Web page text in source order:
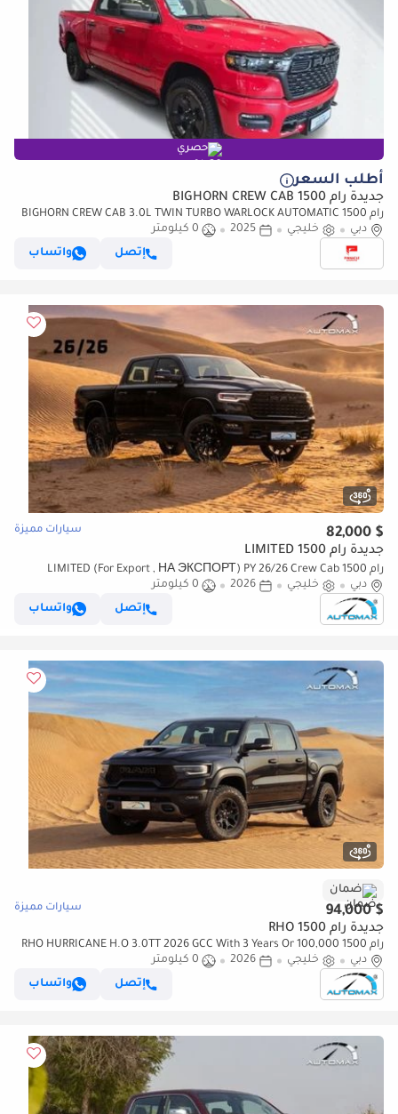
حصري
أطلب السعر
جديدة رام 1500 BIGHORN CREW CAB
رام 1500 BIGHORN CREW CAB 3.0L TWIN TURBO WARLOCK AUTOMATIC
TRANSMISSION ( ONLY FOR RE-EXPORT
دبي خليجي 2025
0 كيلومتر
إتصل
واتساب
$ 82,000 سيارات مميزة
جديدة رام 1500 LIMITED
رام 1500 LIMITED (For Export , НА ЭКСПОРТ) PY 26/26 Crew Cab
Hurricane H.O 3.0TT GCC Без пробега
دبي خليجي 2026
0 كيلومتر
إتصل
واتساب
ضمان
$ 94,000 سيارات مميزة
جديدة رام 1500 RHO
رام 1500 RHO HURRICANE H.O 3.0TT 2026 GCC With 3 Years Or 100,000
Warranty
دبي خليجي 2026
0 كيلومتر
إتصل
واتساب